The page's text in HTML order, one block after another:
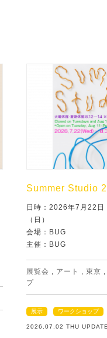
Summer Studio
日時：2026年7月22
（日）
会場：BUG
主催：BUG
展覧会 , アート , 東京
プ
展示 ワークショップ
2026.07.02 THU